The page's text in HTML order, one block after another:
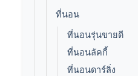
ที่นอน
ที่นอนรุ่นขายดี
ที่นอนลัคกี้
ที่นอนดาร์ลิ่ง